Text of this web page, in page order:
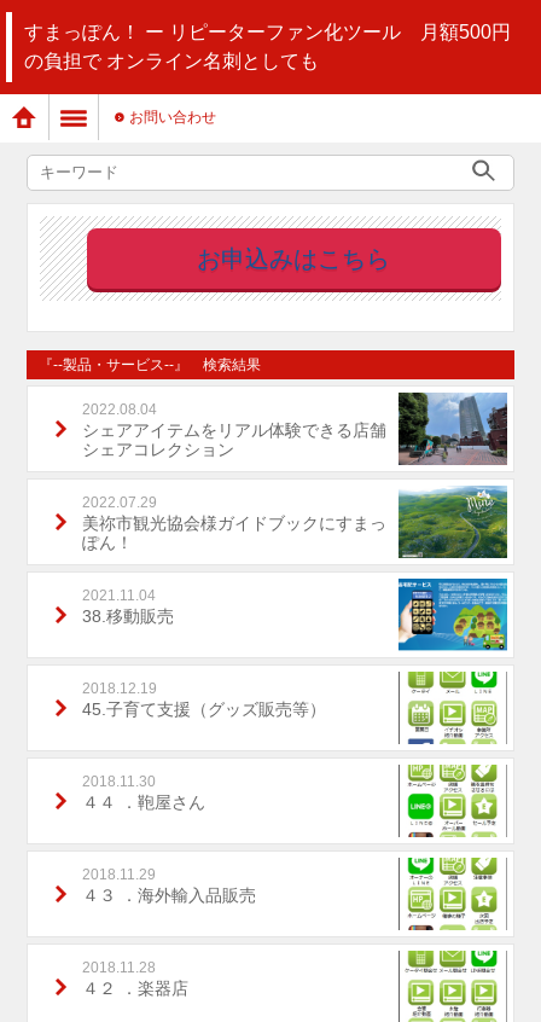
すまっぽん！ ー リピーターファン化ツール 月額500円
の負担で オンライン名刺としても
お問い合わせ
お申込みはこちら
『--製品・サービス--』 検索結果
2022.08.04
シェアアイテムをリアル体験できる店舗
シェアコレクション
2022.07.29
美祢市観光協会様ガイドブックにすまっ
ぽん！
2021.11.04
38.移動販売
2018.12.19
45.子育て支援（グッズ販売等）
2018.11.30
４４ ．鞄屋さん
2018.11.29
４３ ．海外輸入品販売
2018.11.28
４２ ．楽器店